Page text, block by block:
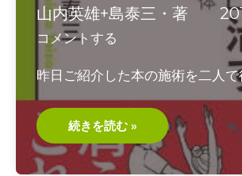
山内英雄+島泰三・著
コメントする
昨日ご紹介した本の施術を二人
腰・
肩・
ひ
は
続きを読む »